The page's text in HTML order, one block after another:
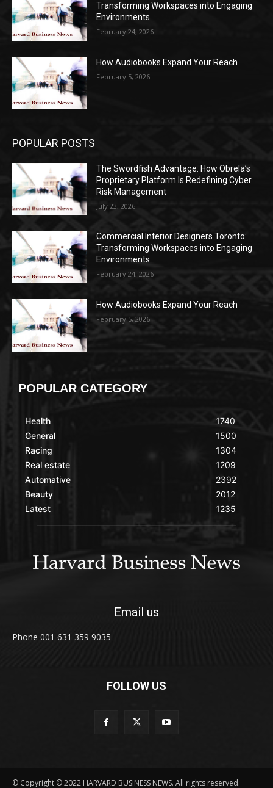
Transforming Workspaces into Engaging
Environments
February 24, 2026
How Audiobooks Expand Your Reach
February 5, 2026
POPULAR POSTS
The Swordfish Advantage: How Obrela’s
Proprietary Platform Is Redefining Cyber
Risk Management
July 23, 2026
Commercial Interior Designers Toronto:
Transforming Workspaces into Engaging
Environments
February 24, 2026
How Audiobooks Expand Your Reach
February 5, 2026
POPULAR CATEGORY
Health
General
Racing
Real estate
Automative
Beauty
Latest
1740
1500
1304
1209
2392
2012
1235
Email us
Phone 001 631 359 9035
FOLLOW US
© Copyright © 2022 HARVARD BUSINESS NEWS. All rights reserved.